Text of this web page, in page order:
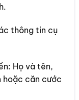
thông tin cụ
Họ và tên,
hoặc căn cước